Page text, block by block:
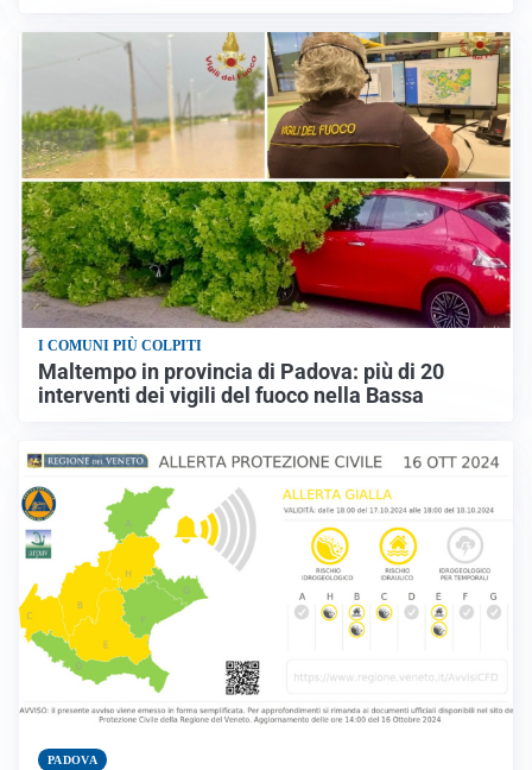
I COMUNI PIÙ COLPITI
Maltempo in provincia di Padova: più di 20
interventi dei vigili del fuoco nella Bassa
PADOVA